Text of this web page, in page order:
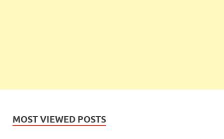
MOST VIEWED POSTS